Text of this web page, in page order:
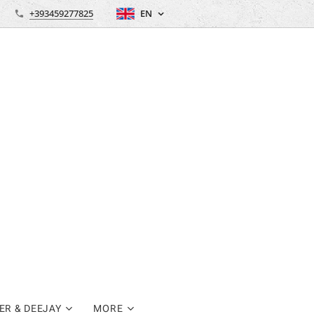
+393459277825 EN
& DEEJAY MORE